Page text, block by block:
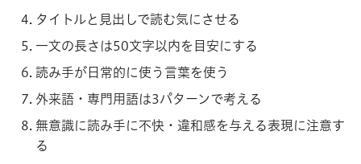
タイトルと見出しで読む気にさせる
一文の長さは50文字以内を目安にする
読み手が日常的に使う言葉を使う
外来語・専門用語は3パターンで考える
無意識に読み手に不快・違和感を与える表現に注意す
る